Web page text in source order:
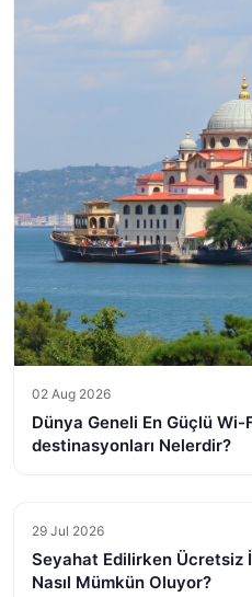
02 Aug 2026
Dünya Geneli En Güçlü
destinasyonları Nelerdir?
29 Jul 2026
Seyahat Edilirken Ücretsiz
Nasıl Mümkün Oluyor?